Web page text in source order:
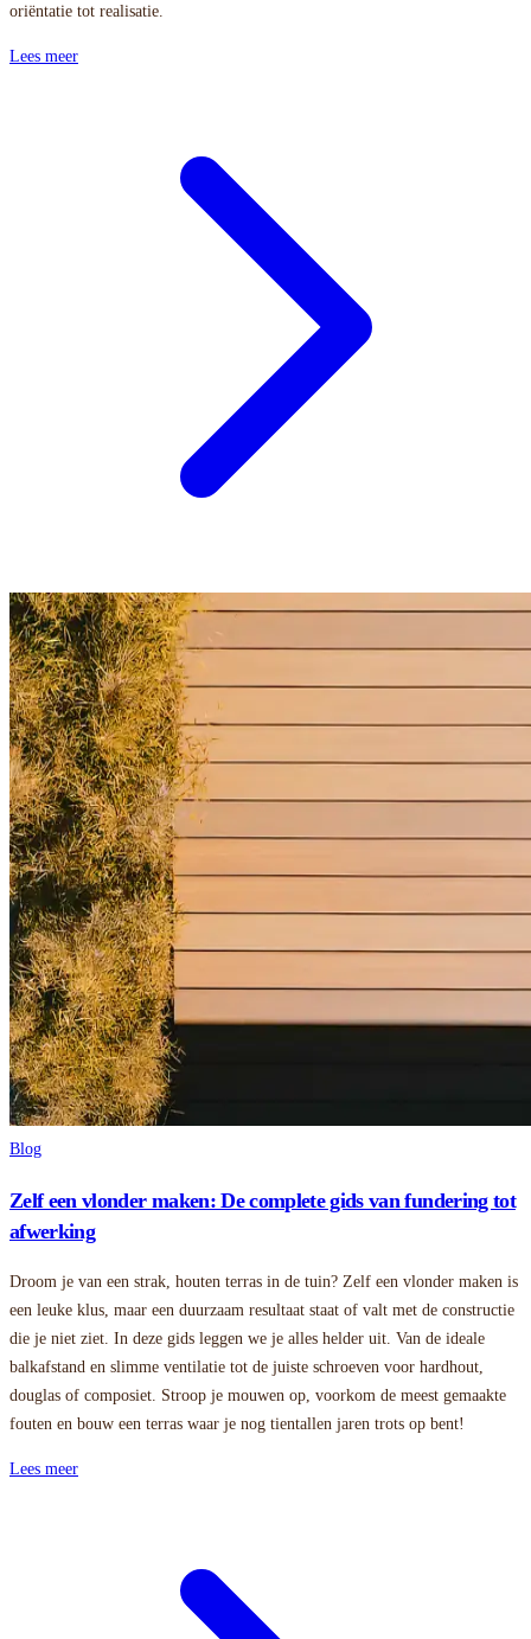
oriëntatie tot realisatie.
Lees meer
Blog
Zelf een vlonder maken: De complete gids van fundering tot
afwerking
Droom je van een strak, houten terras in de tuin? Zelf een vlonder maken is
een leuke klus, maar een duurzaam resultaat staat of valt met de constructie
die je niet ziet. In deze gids leggen we je alles helder uit. Van de ideale
balkafstand en slimme ventilatie tot de juiste schroeven voor hardhout,
douglas of composiet. Stroop je mouwen op, voorkom de meest gemaakte
fouten en bouw een terras waar je nog tientallen jaren trots op bent!
Lees meer